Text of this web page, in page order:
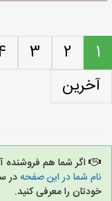
1
2
3
آخرین
اگر شما هم
نام شما در این صفحهدر
خودتان را معرفی کنید.